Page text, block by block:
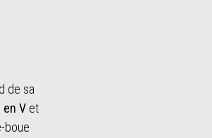
de sa
en V et
boue